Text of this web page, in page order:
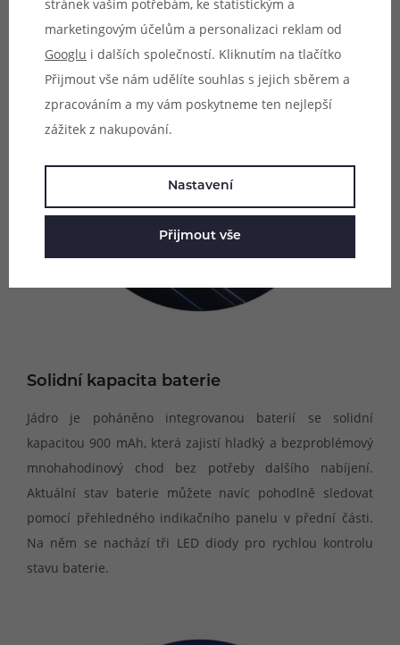
Solidní kapacita baterie
Jádro je poháněno integrovanou baterií se solidní
kapacitou 900 mAh, která zajistí hladký a bezproblémový
mnohahodinový chod bez potřeby dalšího nabíjení.
Aktuální stav baterie můžete navíc pohodlně sledovat
pomocí přehledného indikačního panelu v přední části.
Na něm se nachází tři LED diody pro rychlou kontrolu
stavu baterie.
stránek vašim potřebám, ke statistickým a
marketingovým účelům a personalizaci reklam od
Googlu i dalších společností. Kliknutím na tlačítko
Přijmout vše nám udělíte souhlas s jejich sběrem a
zpracováním a my vám poskytneme ten nejlepší
zážitek z nakupování.
Nastavení
Přijmout vše